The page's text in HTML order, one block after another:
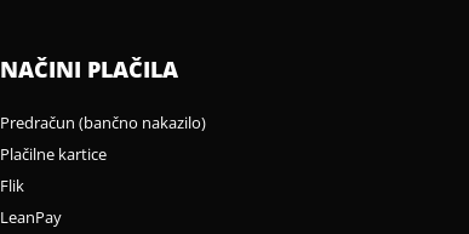
NAČINI PLAČILA
Predračun (bančno nakazilo)
Plačilne kartice
Flik
LeanPay